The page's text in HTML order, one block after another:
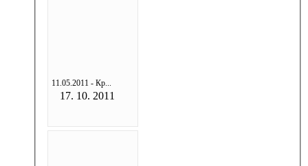
11.05.2011 - Кр...
17. 10. 2011